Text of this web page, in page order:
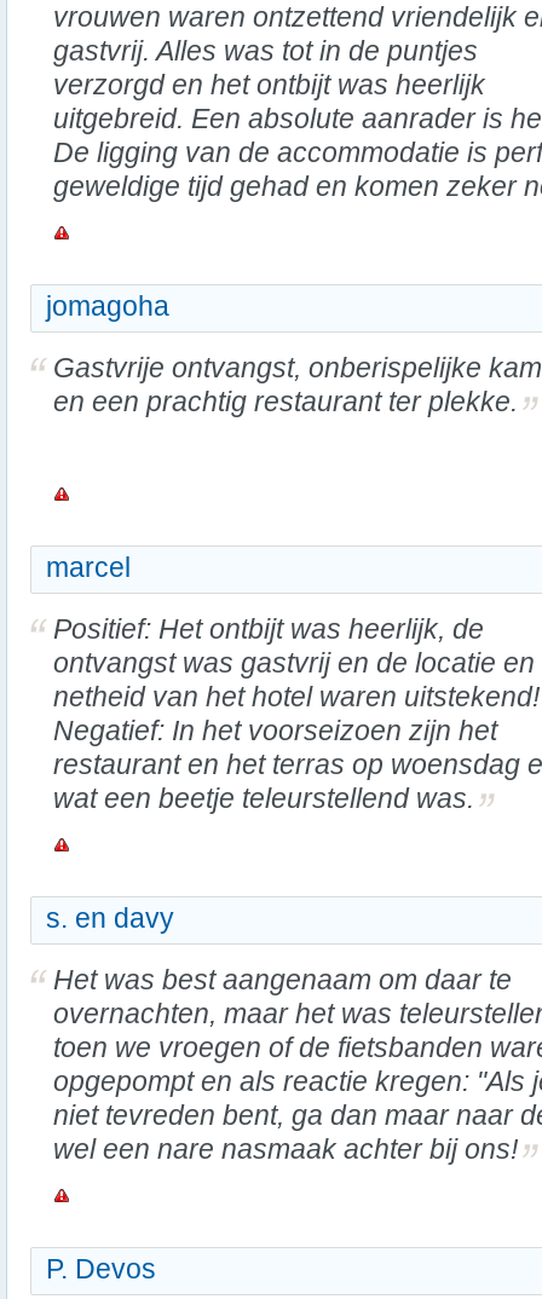
vrouwen waren ontzettend vriendelijk
gastvrij. Alles was tot in de puntjes
verzorgd en het ontbijt was heerlijk
uitgebreid. Een absolute aanrader is
De ligging van de accommodatie is
geweldige tijd gehad en komen zeker
jomagoha
Gastvrije ontvangst, onberispelijke
en een prachtig restaurant ter plekke.
marcel
Positief: Het ontbijt was heerlijk, de
ontvangst was gastvrij en de locatie en
netheid van het hotel waren uitstekend!
Negatief: In het voorseizoen zijn het
restaurant en het terras op woensdag
wat een beetje teleurstellend was.
s. en davy
Het was best aangenaam om daar te
overnachten, maar het was
toen we vroegen of de fietsbanden
opgepompt en als reactie kregen: "Als
niet tevreden bent, ga dan maar naar
wel een nare nasmaak achter bij ons!
P. Devos